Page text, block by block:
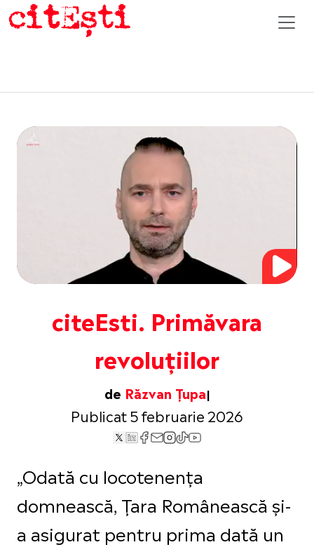
citeEsti. Primăvara
revoluțiilor
de Răzvan Țupa
Publicat 5 februarie 2026
„Odată cu locotenența
domnească, Țara Românească și-
a asigurat pentru prima dată un